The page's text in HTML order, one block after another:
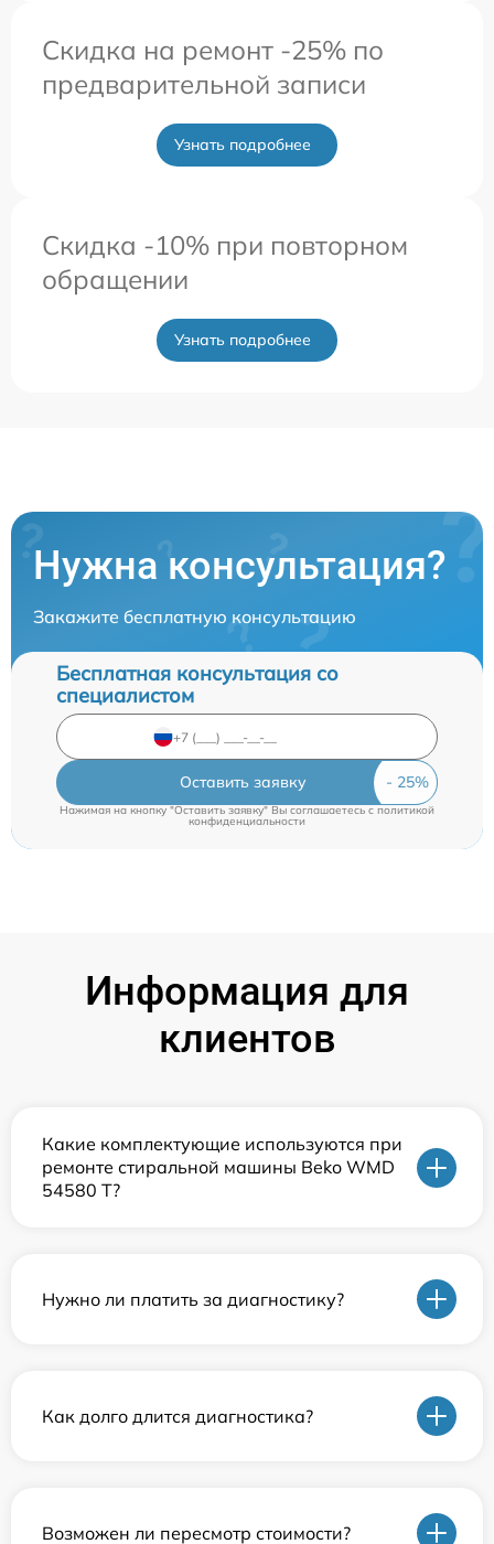
Скидка на ремонт -25% по
предварительной записи
Узнать подробнее
Скидка -10% при повторном
обращении
Узнать подробнее
Нужна консультация?
Закажите бесплатную консультацию
Бесплатная консультация со
специалистом
Оставить заявку
Нажимая на кнопку "Оставить заявку" Вы соглашаетесь cполитикой
конфиденциальности
Информация для
клиентов
Какие комплектующие используются при
ремонте стиральной машины Beko WMD
54580 T?
Нужно ли платить за диагностику?
Как долго длится диагностика?
Возможен ли пересмотр стоимости?